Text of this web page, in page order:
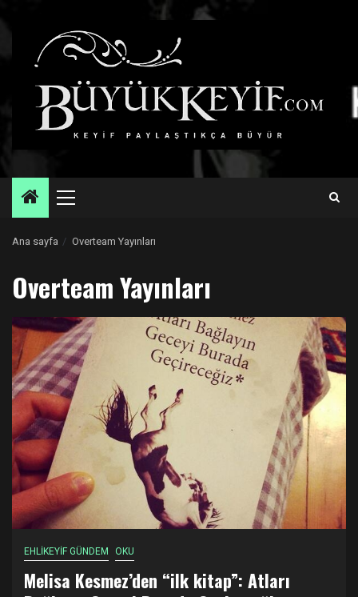
Primary
Ana sayfa Overteam Yayınları
Overteam Yayınları
EHLİKEYİF GÜNDEM OKU
Melisa Kesmez’den “ilk kitap”: Atları